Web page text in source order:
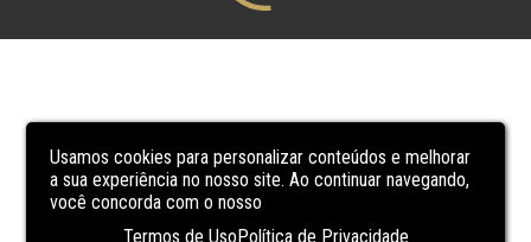
Usamos cookies para personalizar conteúdos e melhorar
a sua experiência no nosso site. Ao continuar navegando,
você concorda com o nosso
Termos de UsoPolítica de Privacidade